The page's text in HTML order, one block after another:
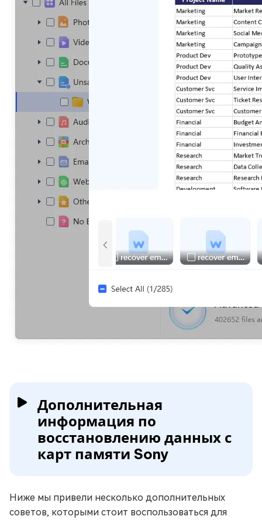
Дополнительная
информация по
восстановлению данных с
карт памяти Sony
Ниже мы привели несколько дополнительных
советов, которыми стоит воспользоваться для